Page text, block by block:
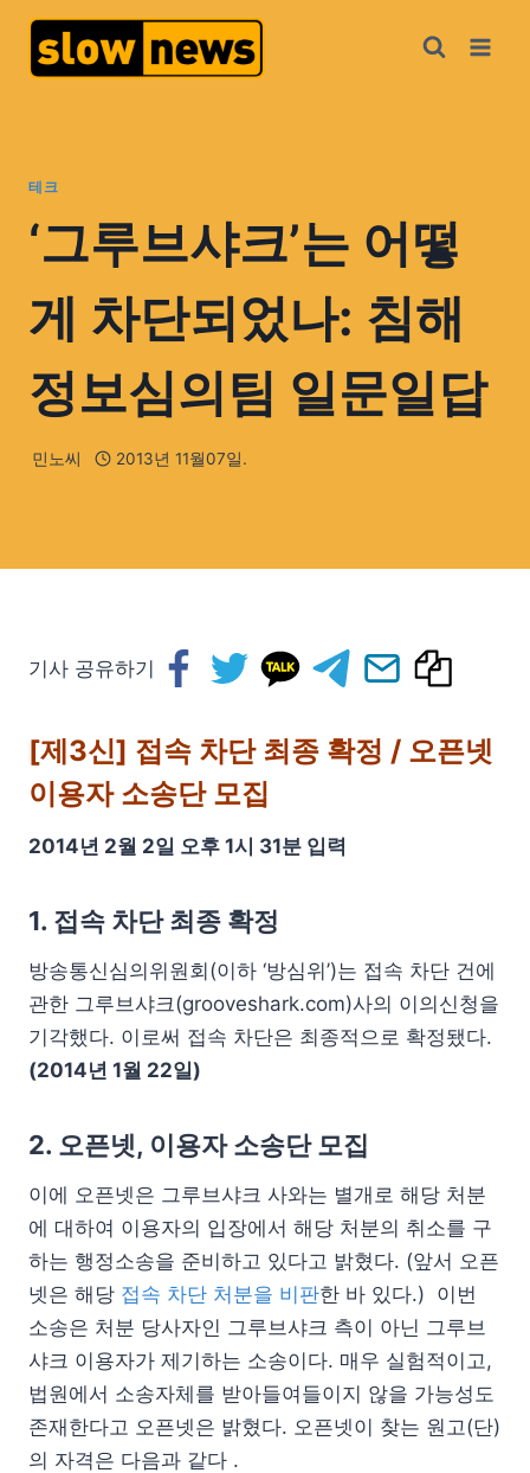
테크
‘그루브샤크’는 어떻
게 차단되었나: 침해
정보심의팀 일문일답
민노씨 2013년 11월07일.
기사 공유하기
[제3신] 접속 차단 최종 확정 / 오픈넷
이용자 소송단 모집
2014년 2월 2일 오후 1시 31분 입력
1. 접속 차단 최종 확정
방송통신심의위원회(이하 ‘방심위’)는 접속 차단 건에
관한 그루브샤크(grooveshark.com)사의 이의신청을
기각했다. 이로써 접속 차단은 최종적으로 확정됐다.
(2014년 1월 22일)
2. 오픈넷, 이용자 소송단 모집
이에 오픈넷은 그루브샤크 사와는 별개로 해당 처분
에 대하여 이용자의 입장에서 해당 처분의 취소를 구
하는 행정소송을 준비하고 있다고 밝혔다. (앞서 오픈
넷은 해당 접속 차단 처분을 비판한 바 있다.) 이번
소송은 처분 당사자인 그루브샤크 측이 아닌 그루브
샤크 이용자가 제기하는 소송이다. 매우 실험적이고,
법원에서 소송자체를 받아들여들이지 않을 가능성도
존재한다고 오픈넷은 밝혔다. 오픈넷이 찾는 원고(단)
의 자격은 다음과 같다 .